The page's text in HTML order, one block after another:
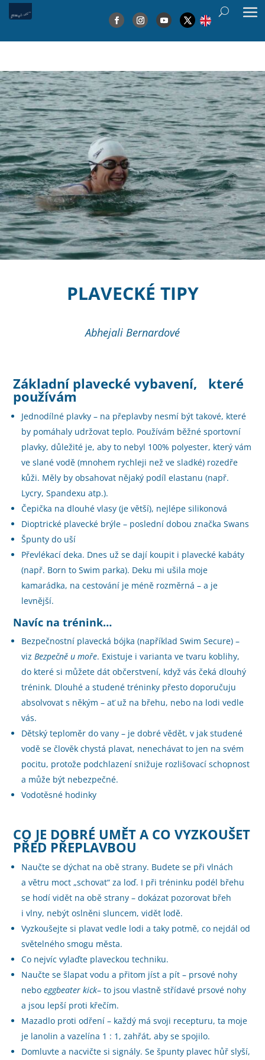
PLAVECKÉ TIPY
Abhejali Bernardové
Základní plavecké vybavení, které
používám
Jednodílné plavky – na přeplavby nesmí být takové, které
by pomáhaly udržovat teplo. Používám běžné sportovní
plavky, důležité je, aby to nebyl 100% polyester, který vám
ve slané vodě (mnohem rychleji než ve sladké) rozedře
kůži. Měly by obsahovat nějaký podíl elastanu (např.
Lycry, Spandexu atp.).
Čepička na dlouhé vlasy (je větší), nejlépe silikonová
Dioptrické plavecké brýle – poslední dobou značka Swans
Špunty do uší
Převlékací deka. Dnes už se dají koupit i plavecké kabáty
(např. Born to Swim parka). Deku mi ušila moje
kamarádka, na cestování je méně rozměrná – a je
levnější.
Navíc na trénink…
Bezpečnostní plavecká bójka (například Swim Secure) –
vizBezpečně u moře. Existuje i varianta ve tvaru koblihy,
do které si můžete dát občerstvení, když vás čeká dlouhý
trénink. Dlouhé a studené tréninky přesto doporučuju
absolvovat s někým – ať už na břehu, nebo na lodi vedle
vás.
Dětský teploměr do vany – je dobré vědět, v jak studené
vodě se člověk chystá plavat, nenechávat to jen na svém
pocitu, protože podchlazení snižuje rozlišovací schopnost
a může být nebezpečné.
Vodotěsné hodinky
CO JE DOBRÉ UMĚT A CO VYZKOUŠET
PŘED PŘEPLAVBOU
Naučte se dýchat na obě strany. Budete se při vlnách
a větru moct „schovat“ za loď. I při tréninku podél břehu
se hodí vidět na obě strany – dokázat pozorovat břeh
i vlny, nebýt oslněni sluncem, vidět lodě.
Vyzkoušejte si plavat vedle lodi a taky potmě, co nejdál od
světelného smogu města.
Co nejvíc vylaďte plaveckou techniku.
Naučte se šlapat vodu a přitom jíst a pít – prsové nohy
neboeggbeater kick– to jsou vlastně střídavé prsové nohy
a jsou lepší proti křečím.
Mazadlo proti odření – každý má svoji recepturu, ta moje
je lanolin a vazelína 1 : 1, zahřát, aby se spojilo.
Domluvte a nacvičte si signály. Se špunty plavec hůř slyší,